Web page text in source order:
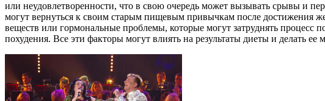
или неудовлетворенности, что в свою очередь может вызывать срывы и
могут вернуться к своим старым пищевым привычкам после достижения
веществ или гормональные проблемы, которые могут затруднять процесс
похудения. Все эти факторы могут влиять на результаты диеты и делать ее